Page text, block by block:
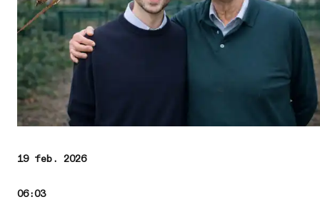
19 feb. 2026
06:03